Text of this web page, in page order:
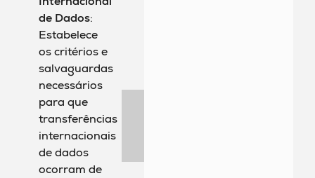
de Dados:
Estabelece
os critérios e
salvaguardas
necessários
para que
transferências
internacionais
de dados
ocorram de